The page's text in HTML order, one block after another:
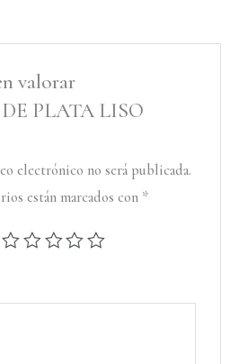
valorar
PLATA LISO
electrónico no será publicada.
están marcados con *